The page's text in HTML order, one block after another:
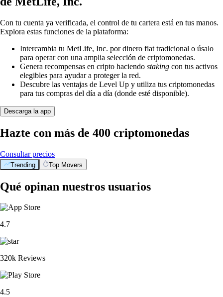
Con tu cuenta ya verificada, el control de tu cartera está en tus manos.
Explora estas funciones de la plataforma:
Intercambia tu MetLife, Inc. por dinero fiat tradicional o úsalo
para operar con una amplia selección de criptomonedas.
Genera recompensas en cripto haciendo staking con tus activos
elegibles para ayudar a proteger la red.
Descubre las ventajas de Level Up y utiliza tus criptomonedas
para tus compras del día a día (donde esté disponible).
Descarga la app
Hazte con más de 400 criptomonedas
Consultar precios
Trending Top Movers
Qué opinan nuestros usuarios
4.7
320k Reviews
4.5